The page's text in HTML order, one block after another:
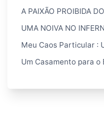
A PAIXÃO PROIBIDA
UMA NOIVA NO
Meu Caos Particular :
Um Casamento para